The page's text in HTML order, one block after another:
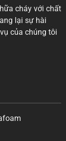
cháy với chất
lại sự hài
của chúng tôi